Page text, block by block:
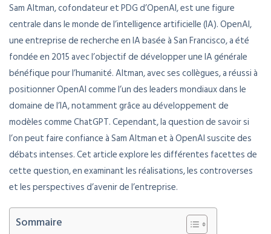
Sam Altman, cofondateur et PDG d’OpenAI, est une figure
centrale dans le monde de l’intelligence artificielle (IA). OpenAI,
une entreprise de recherche en IA basée à San Francisco, a été
fondée en 2015 avec l’objectif de développer une IA générale
bénéfique pour l’humanité. Altman, avec ses collègues, a réussi à
positionner OpenAI comme l’un des leaders mondiaux dans le
domaine de l’IA, notamment grâce au développement de
modèles comme ChatGPT. Cependant, la question de savoir si
l’on peut faire confiance à Sam Altman et à OpenAI suscite des
débats intenses. Cet article explore les différentes facettes de
cette question, en examinant les réalisations, les controverses
et les perspectives d’avenir de l’entreprise.
Sommaire